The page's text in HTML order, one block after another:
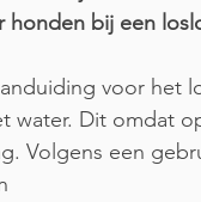
bij een
voor het
water. Dit omdat
Volgens een